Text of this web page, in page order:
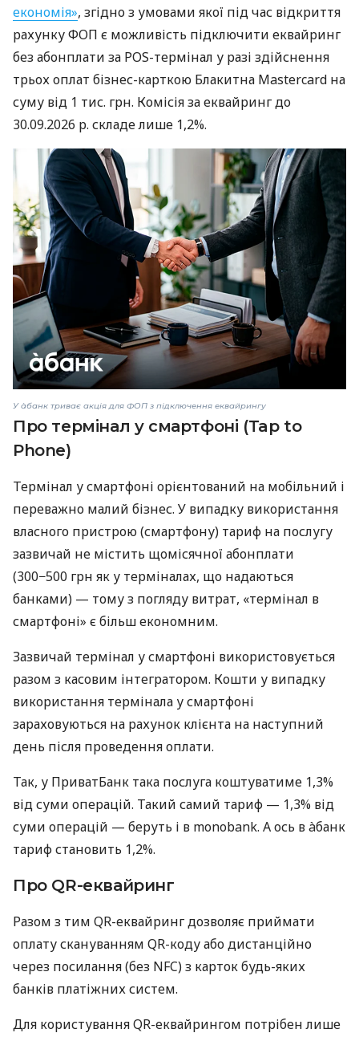
економія», згідно з умовами якої під час відкриття
рахунку ФОП є можливість підключити еквайринг
без абонплати за POS-термінал у разі здійснення
трьох оплат бізнес-карткою Блакитна Mastercard на
суму від 1 тис. грн. Комісія за еквайринг до
30.09.2026 р. складе лише 1,2%.
У àбанк триває акція для ФОП з підключення еквайрингу
Про термінал у смартфоні (Tap to
Phone)
Термінал у смартфоні орієнтований на мобільний і
переважно малий бізнес. У випадку використання
власного пристрою (смартфону) тариф на послугу
зазвичай не містить щомісячної абонплати
(300−500 грн як у терміналах, що надаються
банками) — тому з погляду витрат, «термінал в
смартфоні» є більш економним.
Зазвичай термінал у смартфоні використовується
разом з касовим інтегратором. Кошти у випадку
використання термінала у смартфоні
зараховуються на рахунок клієнта на наступний
день після проведення оплати.
Так, у ПриватБанк така послуга коштуватиме 1,3%
від суми операцій. Такий самий тариф — 1,3% від
суми операцій — беруть і в monobank. А ось в àбанк
тариф становить 1,2%.
Про QR-еквайринг
Разом з тим QR-еквайринг дозволяє приймати
оплату скануванням QR-коду або дистанційно
через посилання (без NFC) з карток будь-яких
банків платіжних систем.
Для користування QR-еквайрингом потрібен лише